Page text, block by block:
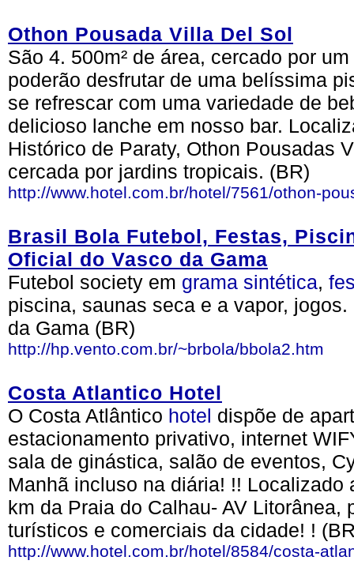
Othon Pousada Villa Del Sol
São 4. 500m² de área, cercado por
poderão desfrutar de uma belíssima
se refrescar com uma variedade de
delicioso lanche em nosso bar.
Histórico de Paraty, Othon Pousadas
cercada por jardins tropicais. (BR)
http://www.hotel.com.br/hotel/7561/othon-
Brasil Bola Futebol, Festas,
Oficial do Vasco da Gama
Futebol society em grama sintética,
piscina, saunas seca e a vapor, jogos.
da Gama (BR)
http://hp.vento.com.br/~brbola/bbola2.htm
Costa Atlantico Hotel
O Costa Atlântico hotel dispõe de
estacionamento privativo, internet
sala de ginástica, salão de eventos,
Manhã incluso na diária! !!
km da Praia do Calhau- AV
turísticos e comerciais da cidade! !
http://www.hotel.com.br/hotel/8584/costa-